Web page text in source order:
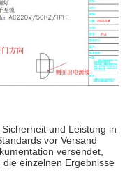
und Leistung in
vor Versand
versendet,
einzelnen Ergebnisse